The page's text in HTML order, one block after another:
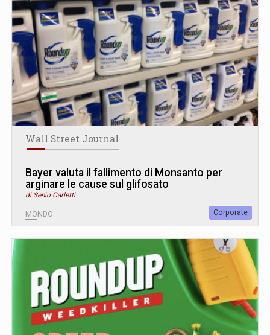
Wall Street Journal
Bayer valuta il fallimento di Monsanto per
arginare le cause sul glifosato
di Senio Carletti
MONDO Corporate